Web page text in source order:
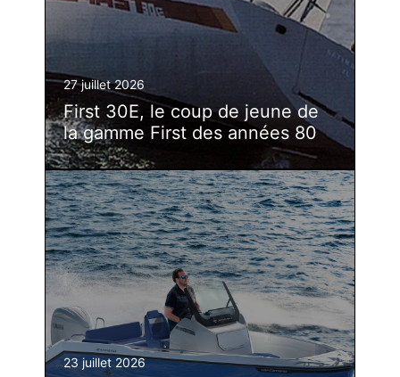
27 juillet 2026
First 30E, le coup de jeune de
la gamme First des années 80
23 juillet 2026